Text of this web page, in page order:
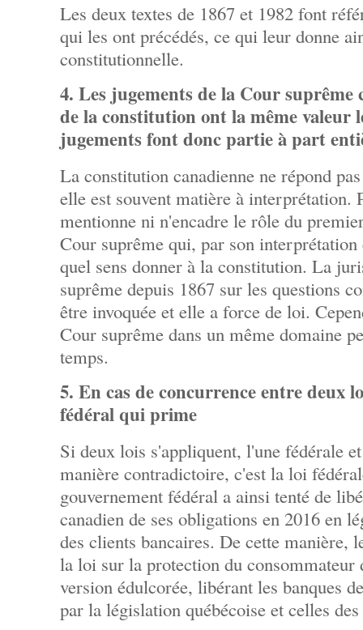
Les deux textes de 1867 et 1982 font
qui les ont précédés, ce qui leur donne
constitutionnelle.
4. Les jugements de la Cour
de la constitution ont la même valeur
jugements font donc partie à part
La constitution canadienne ne répond
elle est souvent matière à interprétation.
mentionne ni n'encadre le rôle du
Cour suprême qui, par son interprétation
quel sens donner à la constitution. La
suprême depuis 1867 sur les questions
être invoquée et elle a force de loi.
Cour suprême dans un même domaine
temps.
5. En cas de concurrence entre deux
fédéral qui prime
Si deux lois s'appliquent, l'une fédérale
manière contradictoire, c'est la loi
gouvernement fédéral a ainsi tenté de
canadien de ses obligations en 2016 en
des clients bancaires. De cette manière,
la loi sur la protection du consommateur
version édulcorée, libérant les banques
par la législation québécoise et celles